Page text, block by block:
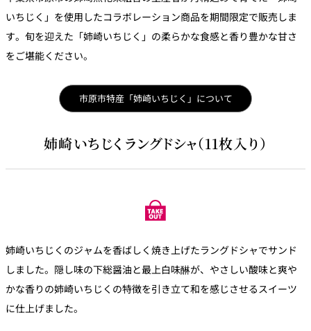
パティスリー
SATSUKI
ラウンジ・バー
ザ・ラウンジ
ベイコートカ
フェ
ガーデンレストラン
Shell the
限定＞
パーティースペース
Tokio
ご案内
いちじく」を使用したコラボレーション商品を期間限定で販売しま
す。旬を迎えた「姉崎いちじく」の柔らかな食感と香り豊かな甘さ
をご堪能ください。
市原市特産「姉崎いちじく」について
姉崎いちじくラングドシャ（11枚入り）
姉崎いちじくのジャムを香ばしく焼き上げたラングドシャでサンド
しました。隠し味の下総醤油と最上白味醂が、やさしい酸味と爽や
かな香りの姉崎いちじくの特徴を引き立て和を感じさせるスイーツ
に仕上げました。